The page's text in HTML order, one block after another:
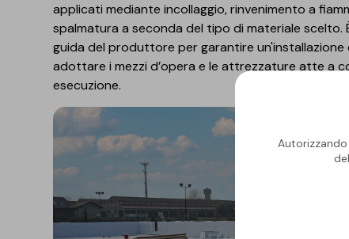
applicati mediante incollaggio, rinvenimento a
spalmatura a seconda del tipo di materiale scelto.
guida del produttore per garantire
adottare i mezzi d’opera e le attrezzature atte a
esecuzione.